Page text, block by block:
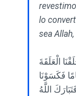
lo
sea
الْعَلَقَةَ
فَكَسَوْنَا
اللَّهُ